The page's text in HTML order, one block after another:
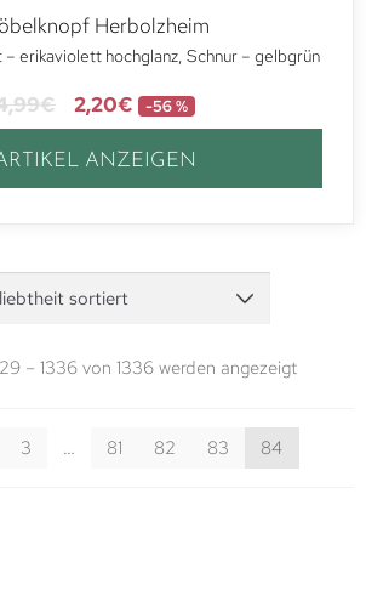
Herbolzheim
erikaviolett hochglanz, Schnur – gelbgrün
€ 2,20€ -56 %
ANZEIGEN
– 1336 von 1336 werden angezeigt
3 … 81 82 83 84